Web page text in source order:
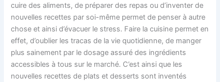
cuire des aliments, de préparer des repas ou d’inventer de
nouvelles recettes par soi-même permet de penser à autre
chose et ainsi d’évacuer le stress. Faire la cuisine permet en
effet, d’oublier les tracas de la vie quotidienne, de manger
plus sainement par le dosage assuré des ingrédients
accessibles à tous sur le marché. C’est ainsi que les
nouvelles recettes de plats et desserts sont inventés